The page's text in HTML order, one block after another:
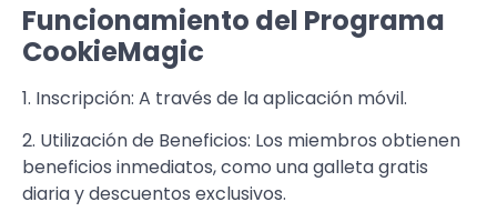
Funcionamiento del Programa
CookieMagic
1. Inscripción: A través de la aplicación móvil.
2. Utilización de Beneficios: Los miembros obtienen
beneficios inmediatos, como una galleta gratis
diaria y descuentos exclusivos.